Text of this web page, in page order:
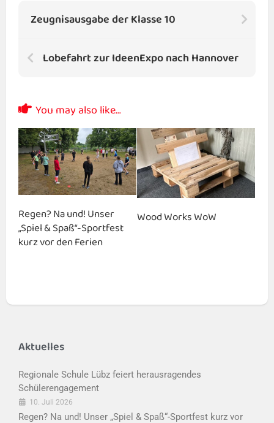
Zeugnisausgabe der Klasse 10
Lobefahrt zur IdeenExpo nach Hannover
You may also like...
Regen? Na und! Unser
„Spiel & Spaß“-Sportfest
kurz vor den Ferien
Wood Works WoW
Aktuelles
Regionale Schule Lübz feiert herausragendes
Schülerengagement
10. Juli 2026
Regen? Na und! Unser „Spiel & Spaß“-Sportfest kurz vor